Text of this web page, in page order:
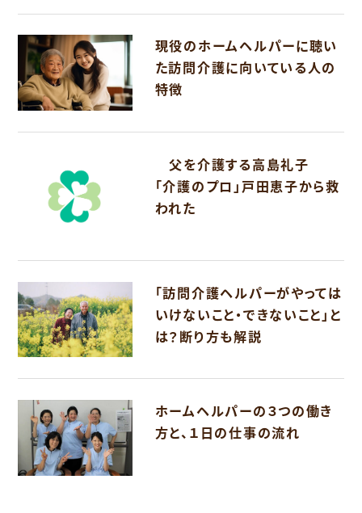
現役のホームヘルパーに聴い
た訪問介護に向いている人の
特徴
父を介護する高島礼子
「介護のプロ」戸田恵子から救
われた
「訪問介護ヘルパーがやっては
いけないこと・できないこと」と
は？断り方も解説
ホームヘルパーの３つの働き
方と、１日の仕事の流れ